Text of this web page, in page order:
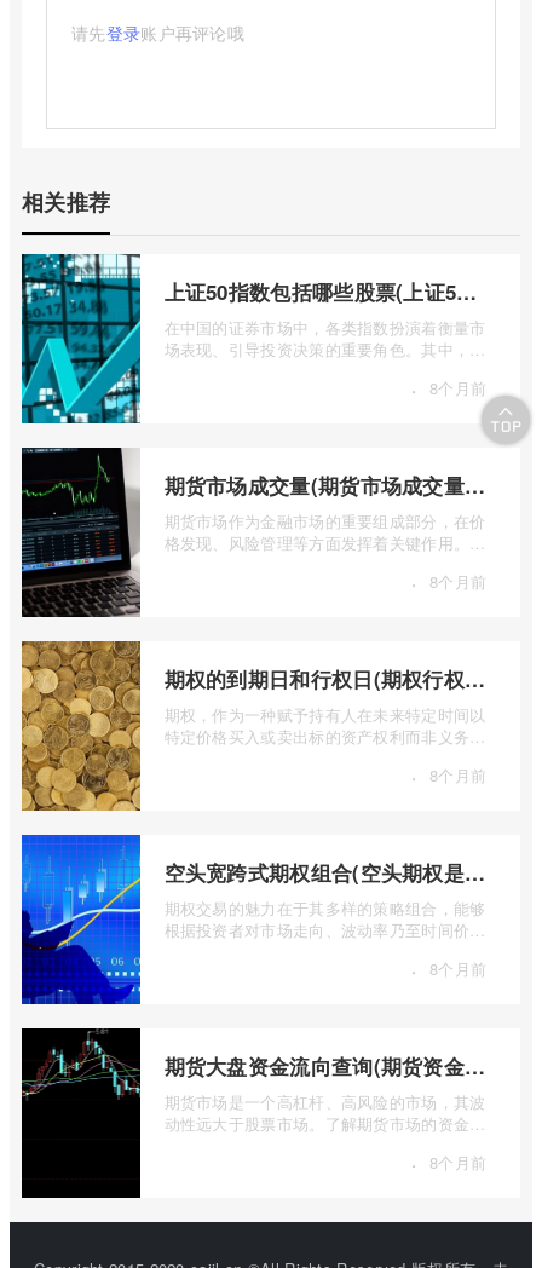
请先登录账户再评论哦
相关推荐
上证50指数包括哪些股票(上证50指数包含哪些股票)
在中国的证券市场中，各类指数扮演着衡量市
场表现、引导投资决策的重要角色。其中，上
· 8个月前
期货市场成交量(期货市场成交量萎缩)
期货市场作为金融市场的重要组成部分，在价
格发现、风险管理等方面发挥着关键作用。近
· 8个月前
期权的到期日和行权日(期权行权日到期虚值期权都将清零)
期权，作为一种赋予持有人在未来特定时间以
特定价格买入或卖出标的资产权利而非义务的
· 8个月前
空头宽跨式期权组合(空头期权是什么意思)
期权交易的魅力在于其多样的策略组合，能够
根据投资者对市场走向、波动率乃至时间价值
· 8个月前
期货大盘资金流向查询(期货资金流向查询)
期货市场是一个高杠杆、高风险的市场，其波
动性远大于股票市场。了解期货市场的资金流
· 8个月前